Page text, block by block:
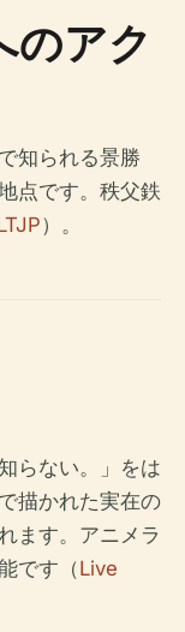
のアク
知られる景勝
点です。秩父鉄
）。
らない。」をは
描かれた実在の
ます。アニメラ
です（Live